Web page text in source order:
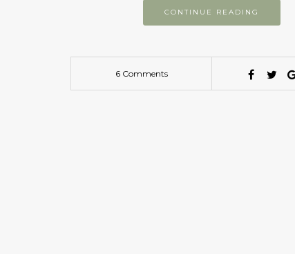
CONTINUE READING
6 Comments